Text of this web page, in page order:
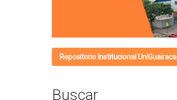
Repositorio Institucional UniGuairaca
Buscar